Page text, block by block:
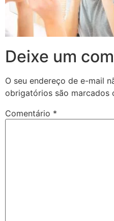
Deixe um
O seu endereço de e-mail
obrigatórios são marcados
Comentário *